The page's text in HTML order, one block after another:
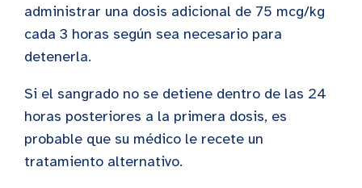
administrar una dosis adicional de 75 mcg/kg
cada 3 horas según sea necesario para
detenerla.
Si el sangrado no se detiene dentro de las 24
horas posteriores a la primera dosis, es
probable que su médico le recete un
tratamiento alternativo.